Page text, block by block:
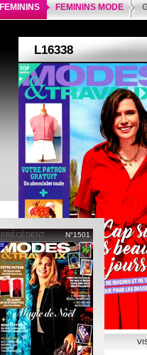
FEMININS FEMININS MODE
PRÉCÉDENT N°1501